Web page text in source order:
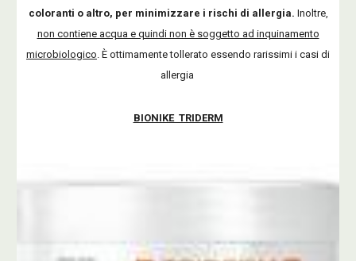
coloranti o altro, per minimizzare i rischi di allergia. Inoltre,
non contiene acqua e quindi non è soggetto ad inquinamento
microbiologico. È ottimamente tollerato essendo rarissimi i casi di
allergia
BIONIKE TRIDERM